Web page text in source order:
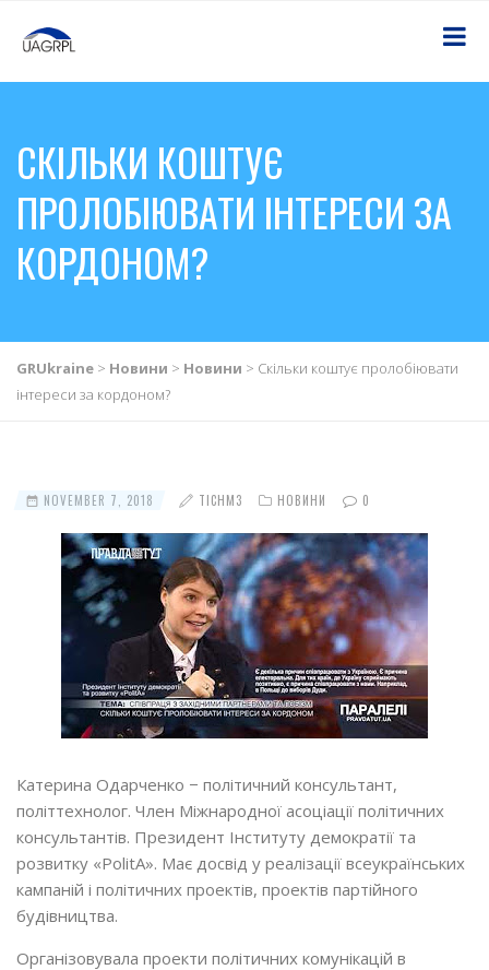
СКІЛЬКИ КОШТУЄ
ПРОЛОБІЮВАТИ ІНТЕРЕСИ ЗА
КОРДОНОМ?
GRUkraine > Новини > Новини > Скільки коштує пролобіювати
інтереси за кордоном?
NOVEMBER 7, 2018 TICHM3 НОВИНИ 0
Катерина Одарченко − політичний консультант,
політтехнолог. Член Міжнародної асоціації політичних
консультантів. Президент Інституту демократії та
розвитку «PolitA». Має досвід у реалізації всеукраїнських
кампаній і політичних проектів, проектів партійного
будівництва.
Організовувала проекти політичних комунікацій в